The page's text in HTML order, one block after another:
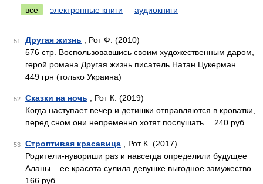
все
электронные книги аудиокниги
51 Другая жизнь , Рот Ф. (2010)
576 стр. Воспользовавшись своим художественным даром,
герой романа Другая жизнь писатель Натан Цукерман…
449 грн (только Украина)
52 Сказки на ночь , Рот К. (2019)
Когда наступает вечер и детишки отправляются в кроватки,
перед сном они непременно хотят послушать… 240 руб
53 Строптивая красавица , Рот К. (2017)
Родители-нувориши раз и навсегда определили будущее
Аланы – ее красота сулила девушке выгодное замужество…
166 руб